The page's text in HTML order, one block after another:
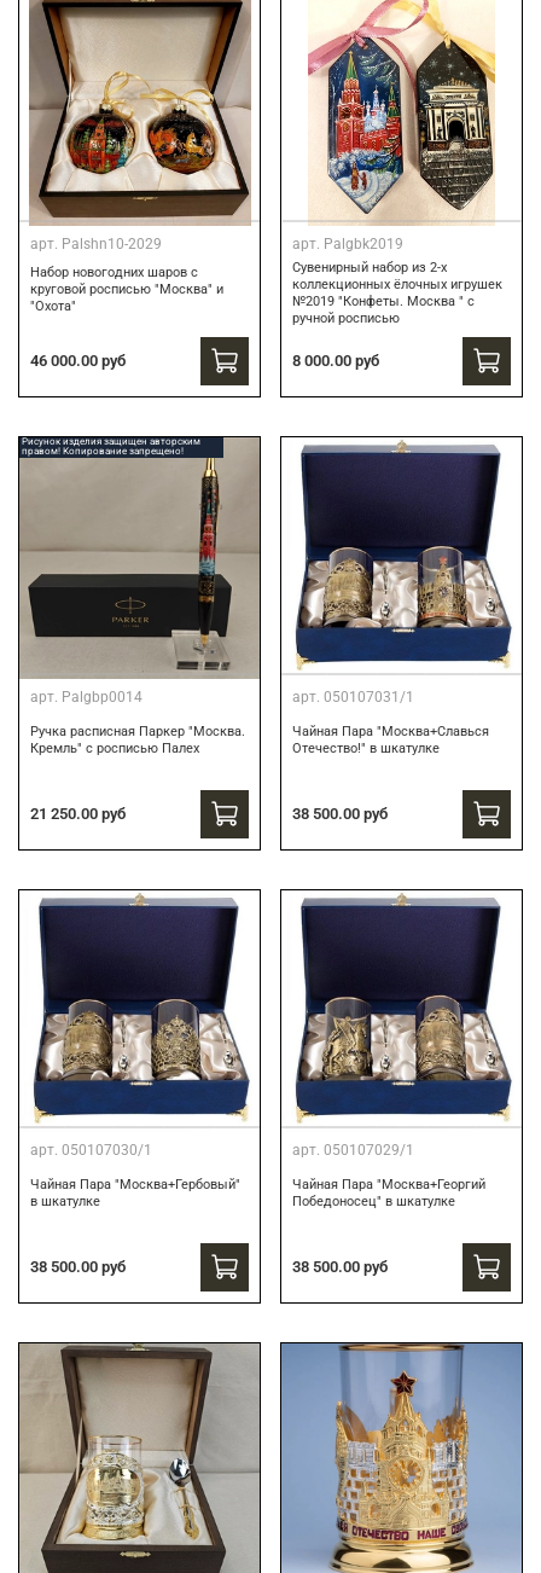
арт. Palshn10-2029
Набор новогодних шаров с
круговой росписью "Москва" и
"Охота"
46 000.00 руб
арт. Palgbk2019
Сувенирный набор из 2-х
коллекционных ёлочных игрушек
№2019 "Конфеты. Москва " с
ручной росписью
8 000.00 руб
Рисунок изделия защищен авторским
правом! Копирование запрещено!
арт. Palgbp0014
Ручка расписная Паркер "Москва.
Кремль" с росписью Палех
21 250.00 руб
арт. 050107031/1
Чайная Пара "Москва+Славься
Отечество!" в шкатулке
38 500.00 руб
арт. 050107030/1
Чайная Пара "Москва+Гербовый"
в шкатулке
38 500.00 руб
арт. 050107029/1
Чайная Пара "Москва+Георгий
Победоносец" в шкатулке
38 500.00 руб